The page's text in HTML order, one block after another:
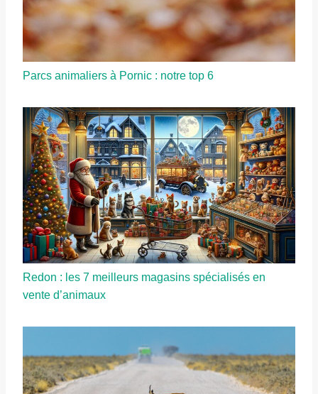
Parcs animaliers à Pornic : notre top 6
Redon : les 7 meilleurs magasins spécialisés en
vente d’animaux